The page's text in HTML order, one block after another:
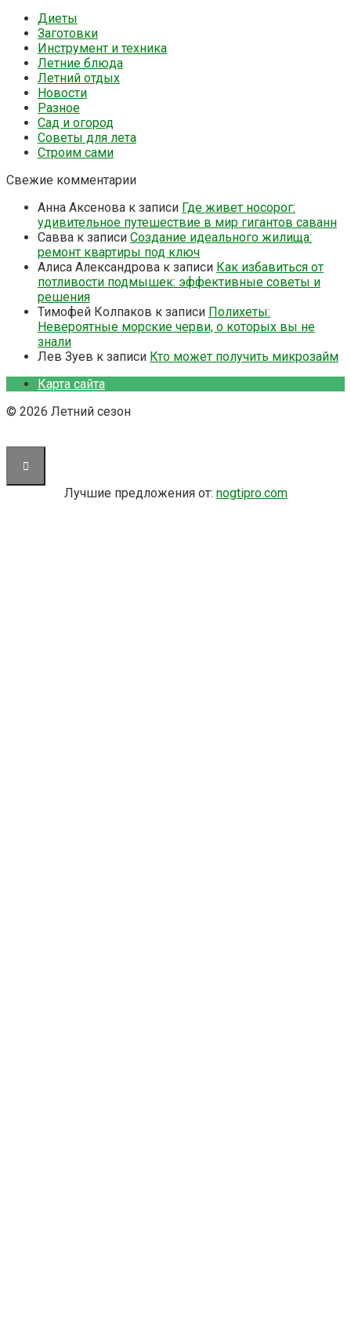
Диеты
Заготовки
Инструмент и техника
Летние блюда
Летний отдых
Новости
Разное
Сад и огород
Советы для лета
Строим сами
Свежие комментарии
Анна Аксенова к записи Где живет носорог:
удивительное путешествие в мир гигантов саванн
Савва к записи Создание идеального жилища:
ремонт квартиры под ключ
Алиса Александрова к записи Как избавиться от
потливости подмышек: эффективные советы и
решения
Тимофей Колпаков к записи Полихеты:
Невероятные морские черви, о которых вы не
знали
Лев Зуев к записи Кто может получить микрозайм
Карта сайта
© 2026 Летний сезон
Лучшие предложения от: nogtipro.com